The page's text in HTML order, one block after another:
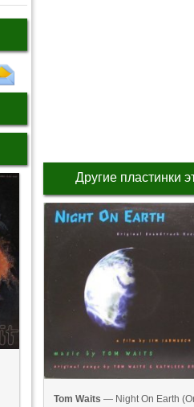
Другие пластинки
Tom Waits — Night On Earth